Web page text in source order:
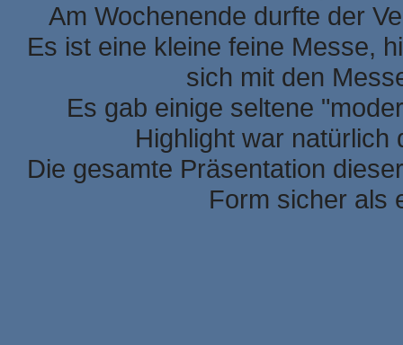
Am Wochenende durfte der
Es ist eine kleine feine Messe,
sich mit den
Es gab einige seltene
Highlight war natürlich
Die gesamte Präsentation
Form sicher als